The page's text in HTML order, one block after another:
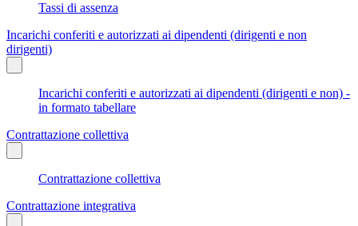
Tassi di assenza
Incarichi conferiti e autorizzati ai dipendenti (dirigenti e non
dirigenti)
Incarichi conferiti e autorizzati ai dipendenti (dirigenti e non) -
in formato tabellare
Contrattazione collettiva
Contrattazione collettiva
Contrattazione integrativa